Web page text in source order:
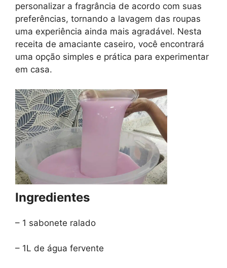
personalizar a fragrância de acordo com suas
preferências, tornando a lavagem das roupas
uma experiência ainda mais agradável. Nesta
receita de amaciante caseiro, você encontrará
uma opção simples e prática para experimentar
em casa.
Ingredientes
– 1 sabonete ralado
– 1L de água fervente